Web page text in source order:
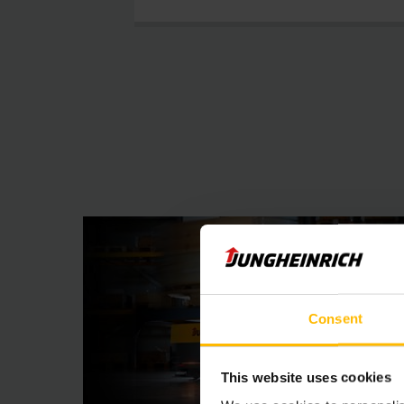
Consent
This website uses cookies